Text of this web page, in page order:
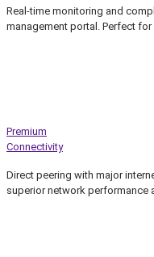
Real-time monitoring and
management portal. Perfect for
Premium
Connectivity
Direct peering with major
superior network performance